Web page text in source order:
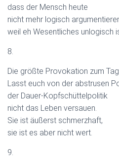
dass der Mensch heute
nicht mehr logisch
weil eh Wesentliches unlogisch
8.
Die größte Provokation zum
Lasst euch von der abstrusen
der Dauer-Kopfschüttelpolitik
nicht das Leben versauen.
Sie ist äußerst schmerzhaft,
sie ist es aber nicht wert.
9.